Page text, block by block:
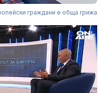
граждани е обща грижа